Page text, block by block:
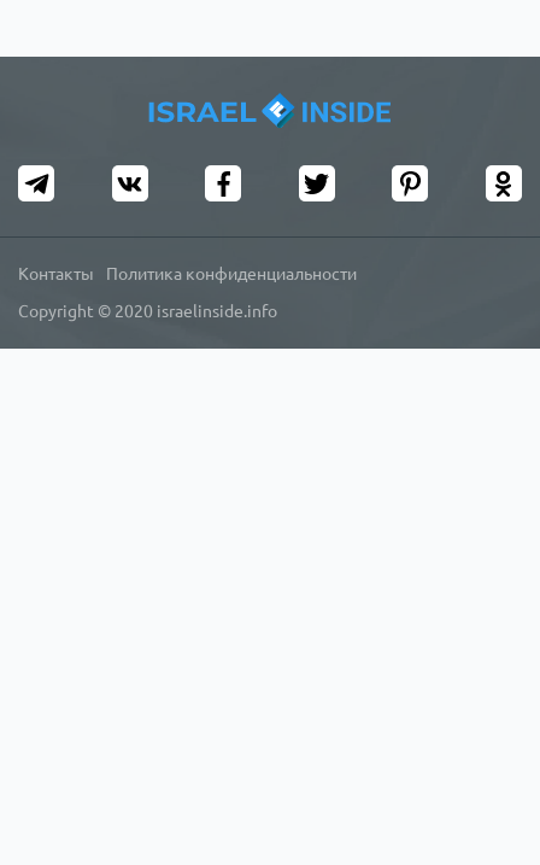
Copyright © 2020 israelinside.info
Контакты Политика конфиденциальности